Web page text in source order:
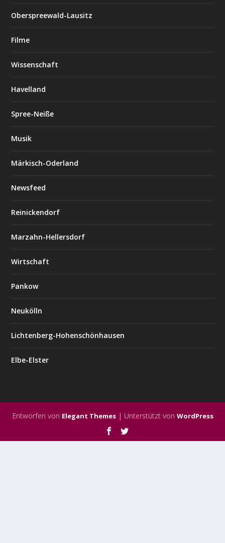
Oberspreewald-Lausitz
Filme
Wissenschaft
Havelland
Spree-Neiße
Musik
Märkisch-Oderland
Newsfeed
Reinickendorf
Marzahn-Hellersdorf
Wirtschaft
Pankow
Neukölln
Lichtenberg-Hohenschönhausen
Elbe-Elster
Entworfen von Elegant Themes| Unterstützt von WordPress